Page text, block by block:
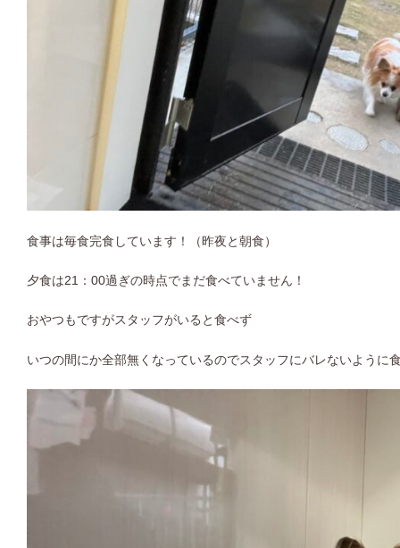
食事は毎食完食しています！（昨夜と朝食）
夕食は21：00過ぎの時点でまだ食べていません！
おやつもですがスタッフがいると食べず
いつの間にか全部無くなっているのでスタッフにバレないように